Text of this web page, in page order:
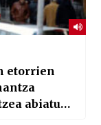
etorrien
abiatu